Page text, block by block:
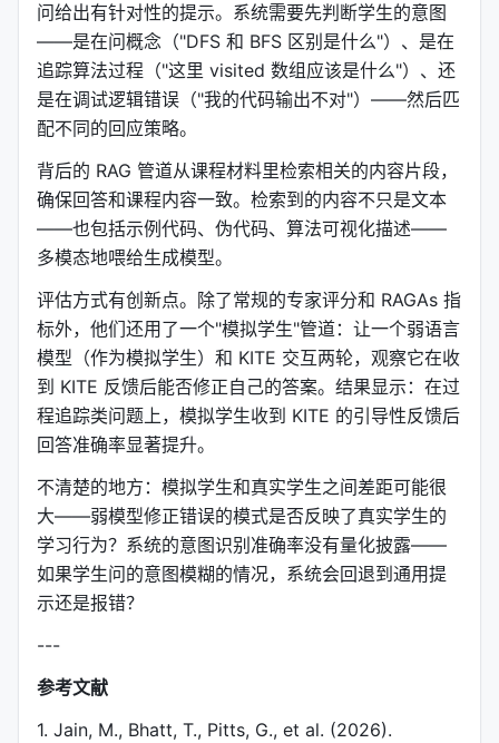
问给出有针对性的提示。系统需要先判断学生的意图
——是在问概念（"DFS 和 BFS 区别是什么"）、是在
追踪算法过程（"这里 visited 数组应该是什么"）、还
是在调试逻辑错误（"我的代码输出不对"）——然后匹
配不同的回应策略。
背后的 RAG 管道从课程材料里检索相关的内容片段，
确保回答和课程内容一致。检索到的内容不只是文本
——也包括示例代码、伪代码、算法可视化描述——
多模态地喂给生成模型。
评估方式有创新点。除了常规的专家评分和 RAGAs 指
标外，他们还用了一个"模拟学生"管道：让一个弱语言
模型（作为模拟学生）和 KITE 交互两轮，观察它在收
到 KITE 反馈后能否修正自己的答案。结果显示：在过
程追踪类问题上，模拟学生收到 KITE 的引导性反馈后
回答准确率显著提升。
不清楚的地方：模拟学生和真实学生之间差距可能很
大——弱模型修正错误的模式是否反映了真实学生的
学习行为？系统的意图识别准确率没有量化披露——
如果学生问的意图模糊的情况，系统会回退到通用提
示还是报错？
---
参考文献
1. Jain, M., Bhatt, T., Pitts, G., et al. (2026).